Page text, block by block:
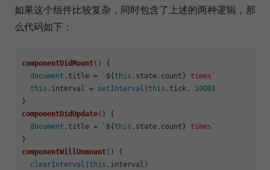
如果这个组件比较复杂，同时包含了上述的两种逻辑，那
么代码如下：
componentDidMount( ) {
document . title = ` ${this .state.count} times`
this . interval = setInterval (this . tick , 1000 )
componentDidUpdate( ) {
document . title = ` ${this .state.count} times`
componentWillUnmount( ) {
clearInterval (this . interval )